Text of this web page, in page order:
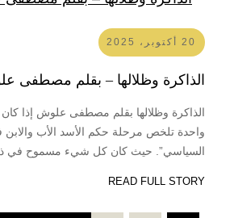
20 أكتوبر، 2025
الذاكرة وظلالها – بقلم مصطفى
الذاكرة وظلالها بقلم مصطفى علوش إذا
واحدة تلخص مرحلة حكم الأسد الأب والابن
السياسي”. حيث كان كل شيء مسموح في
حزب…
READ FULL STORY